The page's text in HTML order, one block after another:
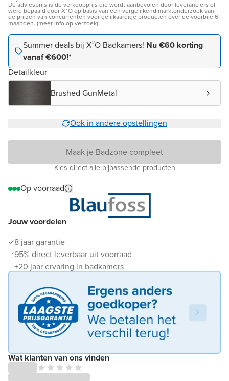
Jouw voordelen
8 jaar garantie
95% direct leverbaar uit voorraad
+20 jaar ervaring in badkamers
Wat klanten van ons vinden
De adviesprijs is de verkoopprijs die wordt aanbevolen door leveranciers of
werd bepaald door X²O op basis van een vergelijkend marktonderzoek van
de prijzen van concurrenten voor gelijkaardige producten over de voorbije 6
maanden. (meer info op verzoek)
Summer deals bij X²O Badkamers! Nu €60 korting
vanaf €600!*
Detailkleur
Brushed GunMetal
Ook in andere opstellingen
Maak je Badzone compleet
Kies direct alle bijpassende producten
Op voorraad